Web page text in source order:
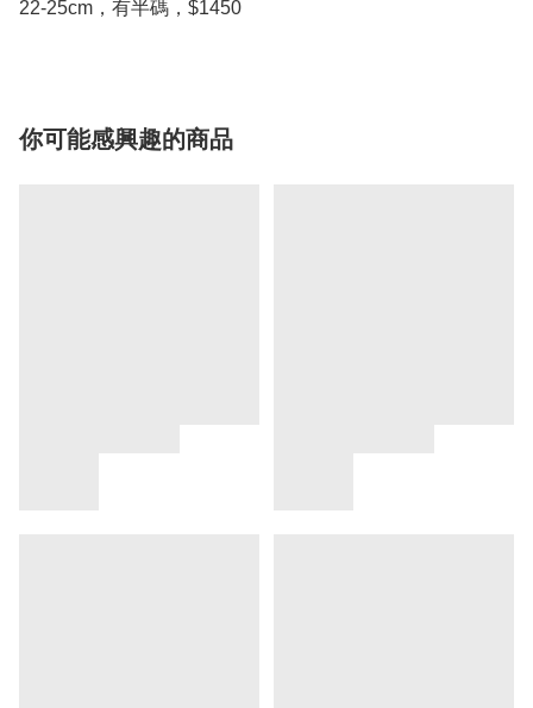
22-25cm，有半碼，$1450
你可能感興趣的商品